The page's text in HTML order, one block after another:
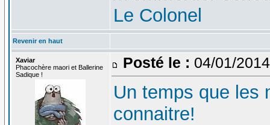
Le Colonel
Revenir en haut
Xaviar
Phacochère maori et Ballerine
Sadique !
Posté le : 04/01/
Un temps que les
connaitre!